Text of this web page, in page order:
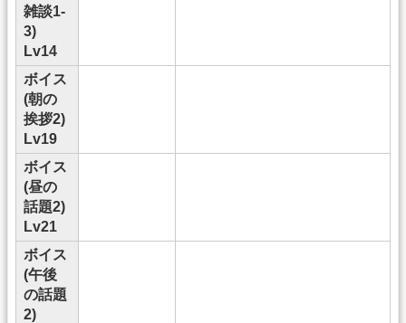
雑談1-
3)
Lv14
ボイス
(朝の
挨拶2)
Lv19
ボイス
(昼の
話題2)
Lv21
ボイス
(午後
の話題
2)